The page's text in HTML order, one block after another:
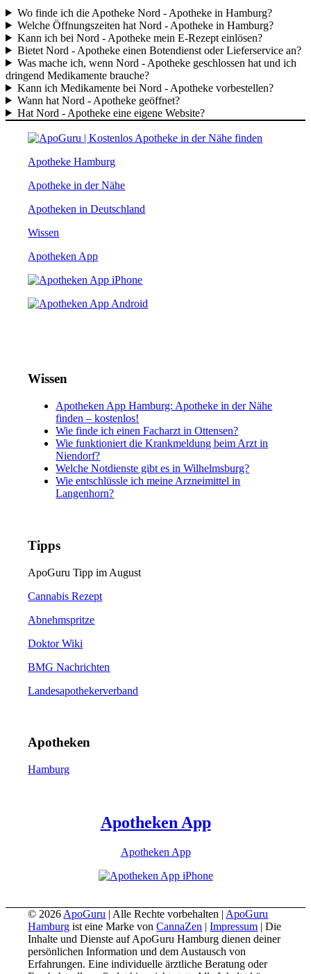
Wo finde ich die Apotheke Nord - Apotheke in Hamburg?
Welche Öffnungszeiten hat Nord - Apotheke in Hamburg?
Kann ich bei Nord - Apotheke mein E-Rezept einlösen?
Bietet Nord - Apotheke einen Botendienst oder Lieferservice an?
Was mache ich, wenn Nord - Apotheke geschlossen hat und ich
dringend Medikamente brauche?
Kann ich Medikamente bei Nord - Apotheke vorbestellen?
Wann hat Nord - Apotheke geöffnet?
Hat Nord - Apotheke eine eigene Website?
Apotheke Hamburg
Apotheke in der Nähe
Apotheken in Deutschland
Wissen
Apotheken App
Wissen
Apotheken App Hamburg: Apotheke in der Nähe
finden – kostenlos!
Wie finde ich einen Facharzt in Ottensen?
Wie funktioniert die Krankmeldung beim Arzt in
Niendorf?
Welche Notdienste gibt es in Wilhelmsburg?
Wie entschlüssle ich meine Arzneimittel in
Langenhorn?
Tipps
ApoGuru Tipp im August
Cannabis Rezept
Abnehmspritze
Doktor Wiki
BMG Nachrichten
Landesapothekerverband
Apotheken
Hamburg
Apotheken App
Apotheken App
© 2026 ApoGuru | Alle Rechte vorbehalten | ApoGuru
Hamburg ist eine Marke vonCannaZen |Impressum | Die
Inhalte und Dienste auf ApoGuru Hamburg dienen deiner
persönlichen Information und dem Austausch von
Erfahrungen. Eine individuelle ärztliche Beratung oder